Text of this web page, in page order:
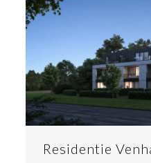
Residentie